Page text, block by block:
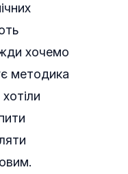
хочемо
методика